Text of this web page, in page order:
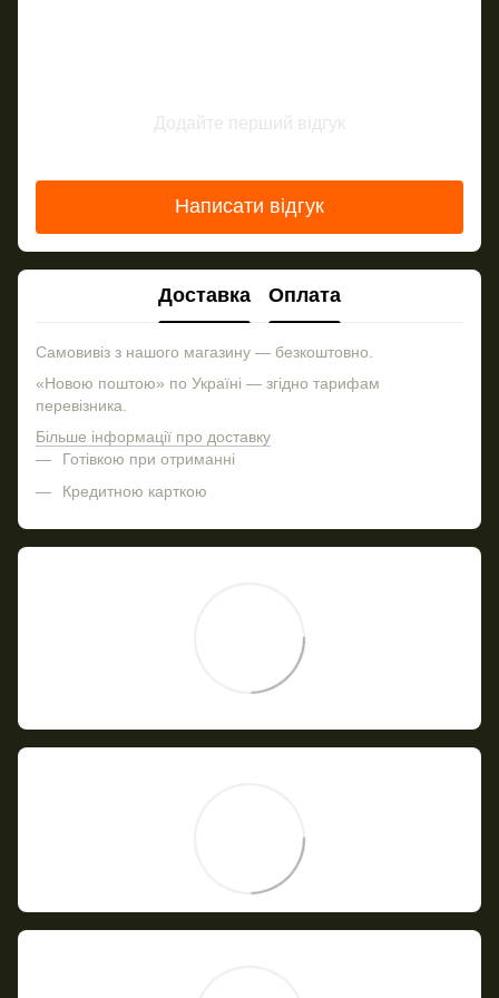
Додайте перший відгук
Написати відгук
Доставка Оплата
Самовивіз з нашого магазину — безкоштовно.
«Новою поштою» по Україні — згідно тарифам
перевізника.
Більше інформації про доставку
Готівкою при отриманні
Кредитною карткою